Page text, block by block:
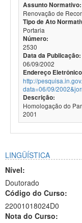
Assunto Normativo:
Renovação de
Tipo de Ato
Portaria
Número:
2530
Data da Publicação:
06/09/2002
Endereço
http://
data=06/09/
Descrição:
Homologação do
2001
LINGÜÍSTICA
Nível:
Doutorado
Código do Curso:
22001018024D0
Nota do Curso: